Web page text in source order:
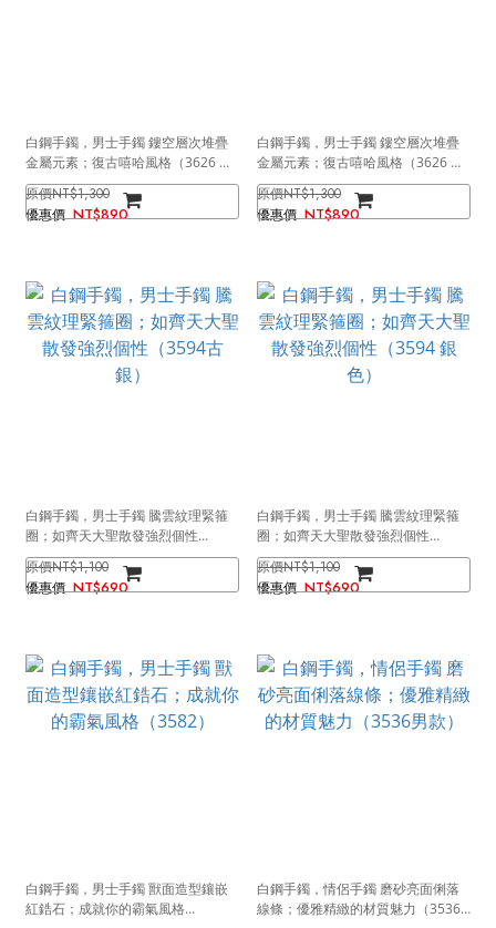
白鋼手鐲，男士手鐲 鏤空層次堆疊
金屬元素；復古嘻哈風格（3626 金
色）
NT$1,300
NT$890
白鋼手鐲，男士手鐲 鏤空層次堆疊
金屬元素；復古嘻哈風格（3626 銀
色）
NT$1,300
NT$890
白鋼手鐲，男士手鐲 騰雲紋理緊箍
圈；如齊天大聖散發強烈個性
（3594古銀）
NT$1,100
NT$690
白鋼手鐲，男士手鐲 騰雲紋理緊箍
圈；如齊天大聖散發強烈個性
（3594 銀色）
NT$1,100
NT$690
白鋼手鐲，男士手鐲 獸面造型鑲嵌
紅鋯石；成就你的霸氣風格
白鋼手鐲，情侶手鐲 磨砂亮面俐落
線條；優雅精緻的材質魅力（3536